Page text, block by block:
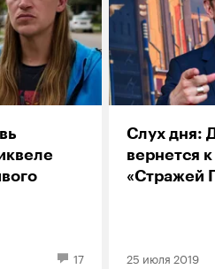
17
Слух дня:
вернется
«Стражей
25 июля 2019